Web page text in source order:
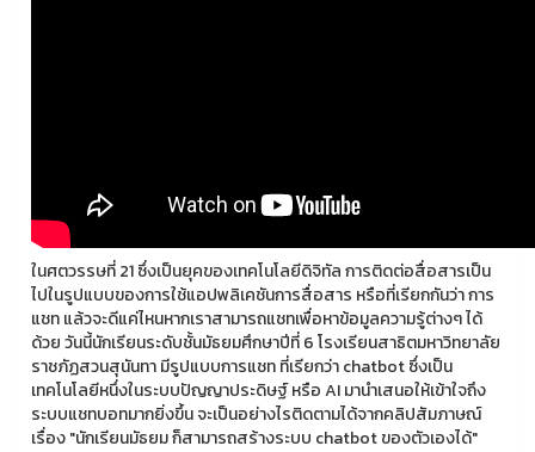
ในศตวรรษที่ 21 ซึ่งเป็นยุคของเทคโนโลยีดิจิทัล การติดต่อสื่อสารเป็น
ไปในรูปแบบของการใช้แอปพลิเคชันการสื่อสาร หรือที่เรียกกันว่า การ
แชท แล้วจะดีแค่ไหนหากเราสามารถแชทเพื่อหาข้อมูลความรู้ต่างๆ ได้
ด้วย วันนี้นักเรียนระดับชั้นมัธยมศึกษาปีที่ 6 โรงเรียนสาธิตมหาวิทยาลัย
ราชภัฏสวนสุนันทา มีรูปแบบการแชท ที่เรียกว่า chatbot ซึ่งเป็น
เทคโนโลยีหนึ่งในระบบปัญญาประดิษฐ์ หรือ AI มานำเสนอให้เข้าใจถึง
ระบบแชทบอทมากยิ่งขึ้น จะเป็นอย่างไรติดตามได้จากคลิปสัมภาษณ์
เรื่อง "นักเรียนมัธยม ก็สามารถสร้างระบบ chatbot ของตัวเองได้"